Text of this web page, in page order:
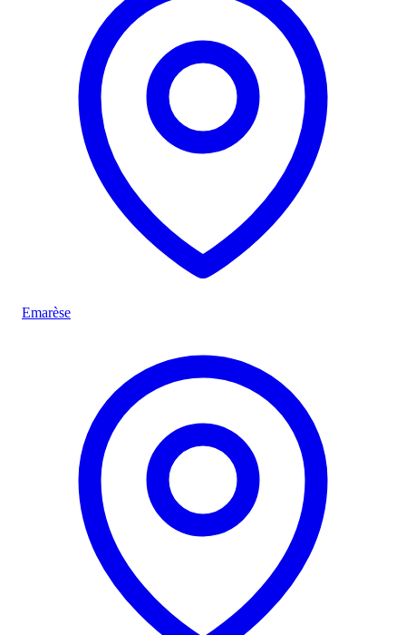
Emarèse